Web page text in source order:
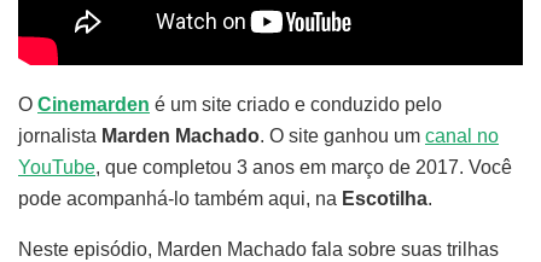
O Cinemarden é um site criado e conduzido pelo
jornalista Marden Machado. O site ganhou um canal no
YouTube, que completou 3 anos em março de 2017. Você
pode acompanhá-lo também aqui, na Escotilha.
Neste episódio, Marden Machado fala sobre suas trilhas